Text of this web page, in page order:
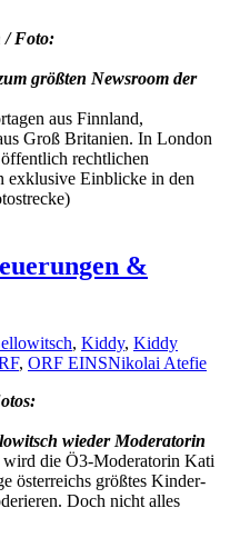
größten Newsroom der
aus Finnland,
Groß Britanien. In London
rechtlichen
exklusive Einblicke in den
&
, Kiddy, Kiddy
, ORF EINSNikolai Atefie
wieder Moderatorin
die Ö3-Moderatorin Kati
österreichs größtes Kinder-
Doch nicht alles